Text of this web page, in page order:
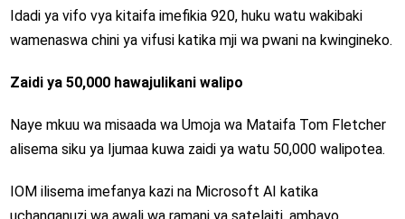
Idadi ya vifo vya kitaifa imefikia 920, huku watu wakibaki
wamenaswa chini ya vifusi katika mji wa pwani na kwingineko.
Zaidi ya 50,000 hawajulikani walipo
Naye mkuu wa misaada wa Umoja wa Mataifa Tom Fletcher
alisema siku ya Ijumaa kuwa zaidi ya watu 50,000 walipotea.
IOM ilisema imefanya kazi na Microsoft AI katika